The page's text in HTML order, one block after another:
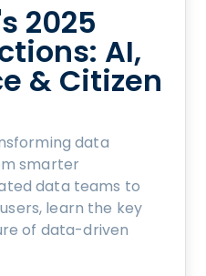
2025
AI,
& Citizen
data
smarter
data teams to
learn the key
of data-driven